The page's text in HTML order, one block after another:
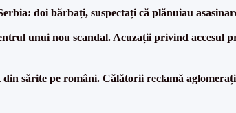
doi bărbați, suspectați că plănuiau
unui nou scandal. Acuzații privind accesul
sărite pe români. Călătorii reclamă